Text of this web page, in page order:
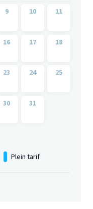
9 10 11
16 17 18
23 24 25
30 31
Plein tarif